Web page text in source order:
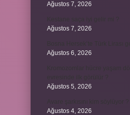
Ağustos 7, 2026
Ağustos 7, 2026
Ağustos 6, 2026
Ağustos 5, 2026
Ağustos 4, 2026